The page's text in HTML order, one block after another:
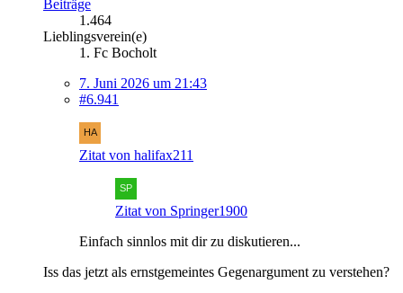
Beiträge
1.464
Lieblingsverein(e)
1. Fc Bocholt
7. Juni 2026 um 21:43
#6.941
Zitat von halifax211
Zitat von Springer1900
Einfach sinnlos mit dir zu diskutieren...
Iss das jetzt als ernstgemeintes Gegenargument zu verstehen?